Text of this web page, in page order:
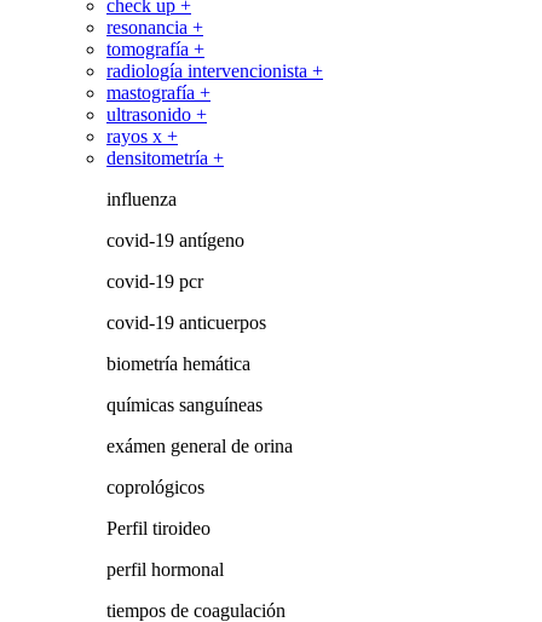
check up +
resonancia +
tomografía +
radiología intervencionista +
mastografía +
ultrasonido +
rayos x +
densitometría +
influenza
covid-19 antígeno
covid-19 pcr
covid-19 anticuerpos
biometría hemática
químicas sanguíneas
exámen general de orina
coprológicos
Perfil tiroideo
perfil hormonal
tiempos de coagulación